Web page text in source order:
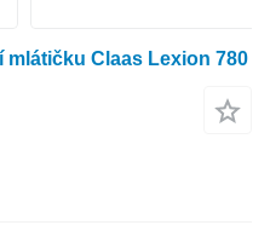
Claas Lexion 780